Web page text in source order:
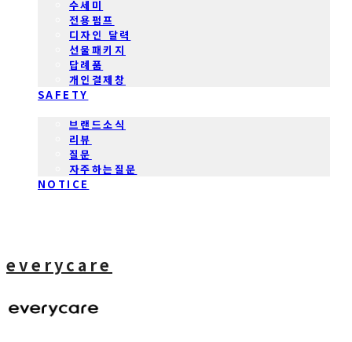
수세미
전용펌프
디자인 달력
선물패키지
답례품
개인결제창
SAFETY
브랜드소식
리뷰
질문
자주하는질문
NOTICE
everycare